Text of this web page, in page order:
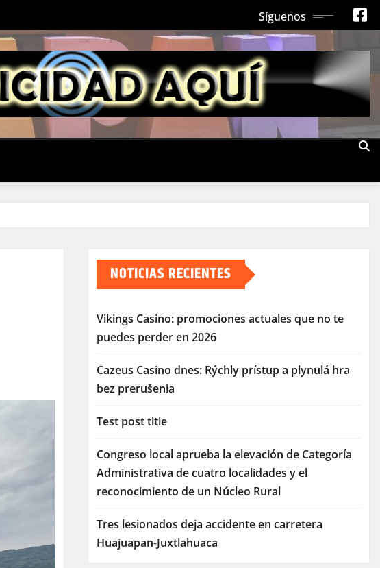
Síguenos
NOTICIAS RECIENTES
Vikings Casino: promociones actuales que no te
puedes perder en 2026
Cazeus Casino dnes: Rýchly prístup a plynulá hra
bez prerušenia
Test post title
Congreso local aprueba la elevación de Categoría
Administrativa de cuatro localidades y el
reconocimiento de un Núcleo Rural
Tres lesionados deja accidente en carretera
Huajuapan-Juxtlahuaca